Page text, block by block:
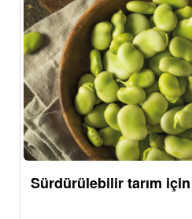
Sürdürülebilir tarım